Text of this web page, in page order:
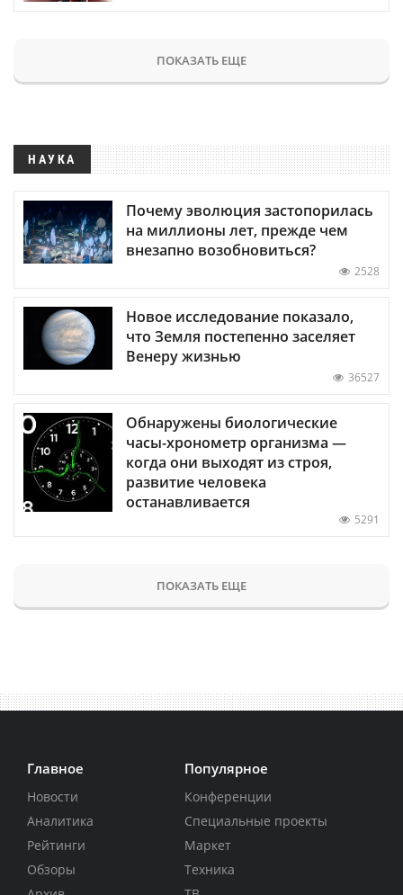
ПОКАЗАТЬ ЕЩЕ
НАУКА
Почему эволюция застопорилась
на миллионы лет, прежде чем
внезапно возобновиться?
2528
Новое исследование показало,
что Земля постепенно заселяет
Венеру жизнью
36527
Обнаружены биологические
часы-хронометр организма —
когда они выходят из строя,
развитие человека
останавливается
5291
ПОКАЗАТЬ ЕЩЕ
Главное
Новости
Аналитика
Рейтинги
Обзоры
Популярное
Конференции
Специальные проекты
Маркет
Техника